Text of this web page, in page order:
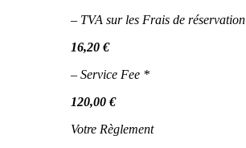
– TVA sur les Frais de réservation
16,20 €
– Service Fee *
120,00 €
Votre Règlement